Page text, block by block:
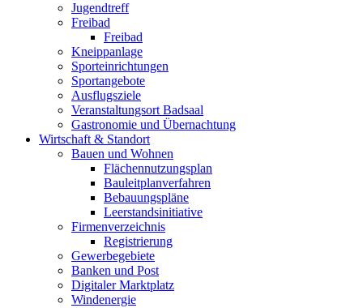
Jugendtreff
Freibad
Freibad
Kneippanlage
Sporteinrichtungen
Sportangebote
Ausflugsziele
Veranstaltungsort Badsaal
Gastronomie und Übernachtung
Wirtschaft & Standort
Bauen und Wohnen
Flächennutzungsplan
Bauleitplanverfahren
Bebauungspläne
Leerstandsinitiative
Firmenverzeichnis
Registrierung
Gewerbegebiete
Banken und Post
Digitaler Marktplatz
Windenergie